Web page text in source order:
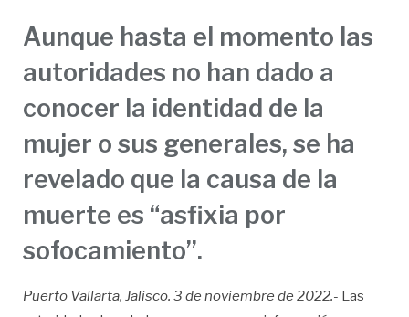
Aunque hasta el momento las
autoridades no han dado a
conocer la identidad de la
mujer o sus generales, se ha
revelado que la causa de la
muerte es “asfixia por
sofocamiento”.
Puerto Vallarta, Jalisco. 3 de noviembre de 2022.- Las